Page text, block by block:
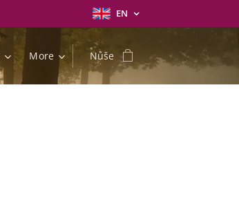
EN
More Nůše